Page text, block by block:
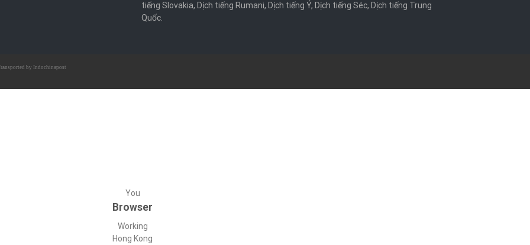
tiếng Slovakia, Dịch tiếng Rumani, Dịch tiếng Ý, Dịch tiếng Séc, Dịch tiếng Trung
Quốc
by Indochinapost
You
Browser
Working
Hong Kong